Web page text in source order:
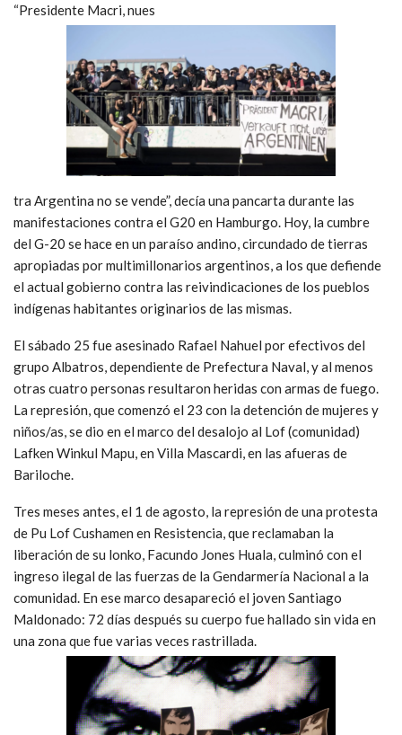
“Presidente Macri, nues
tra Argentina no se vende”, decía una pancarta durante las
manifestaciones contra el G20 en Hamburgo. Hoy, la cumbre
del G-20 se hace en un paraíso andino, circundado de tierras
apropiadas por multimillonarios argentinos, a los que defiende
el actual gobierno contra las reivindicaciones de los pueblos
indígenas habitantes originarios de las mismas.
El sábado 25 fue asesinado Rafael Nahuel por efectivos del
grupo Albatros, dependiente de Prefectura Naval, y al menos
otras cuatro personas resultaron heridas con armas de fuego.
La represión, que comenzó el 23 con la detención de mujeres y
niños/as, se dio en el marco del desalojo al Lof (comunidad)
Lafken Winkul Mapu, en Villa Mascardi, en las afueras de
Bariloche.
Tres meses antes, el 1 de agosto, la represión de una protesta
de Pu Lof Cushamen en Resistencia, que reclamaban la
liberación de su lonko, Facundo Jones Huala, culminó con el
ingreso ilegal de las fuerzas de la Gendarmería Nacional a la
comunidad. En ese marco desapareció el joven Santiago
Maldonado: 72 días después su cuerpo fue hallado sin vida en
una zona que fue varias veces rastrillada.